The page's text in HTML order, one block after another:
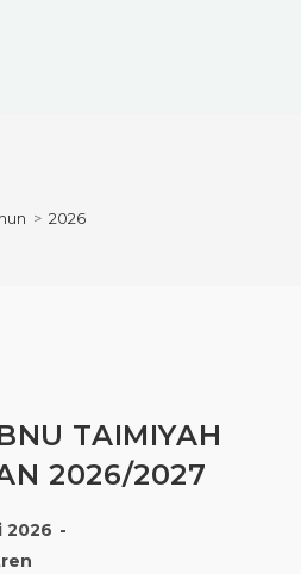
> 2026
TAIMIYAH
2026/2027
2026